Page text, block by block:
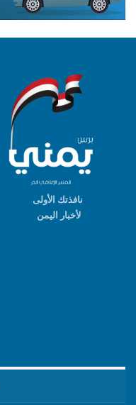
نافذتك الأولى
لأخبار اليمن